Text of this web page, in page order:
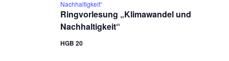
Ringvorlesung „Klimawandel und
Nachhaltigkeit“
Nachhaltigkeit“
HGB 20